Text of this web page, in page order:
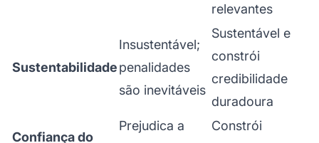
relevantes
Sustentabilidade
Insustentável;
penalidades
são inevitáveis
Sustentável e
constrói
credibilidade
duradoura
Confiança do
Prejudica a
Constrói